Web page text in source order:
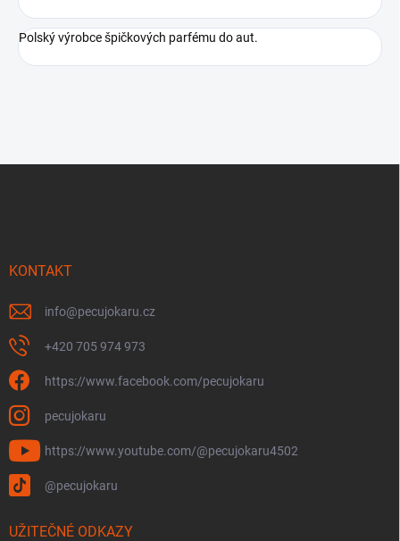
Polský výrobce špičkových parfému do aut.
KONTAKT
info@pecujokaru.cz
+420 705 974 973
https://www.facebook.com/pecujokaru
pecujokaru
https://www.youtube.com/@pecujokaru4502
@pecujokaru
UŽITEČNÉ ODKAZY